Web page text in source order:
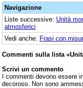
Navigazione
Liste successive: Unità
atmosferici
Vedi anche: Frasi con
Commenti sulla lista
Scrivi un commento
I commenti devono essere
decoroso. Non sono